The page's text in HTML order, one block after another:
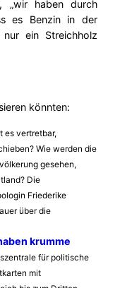
„wir haben durch
es Benzin in der
ein Streichholz
könnten:
es vertretbar,
Wie werden die
gesehen,
Die
Friederike
über die
krumme
für politische
mit